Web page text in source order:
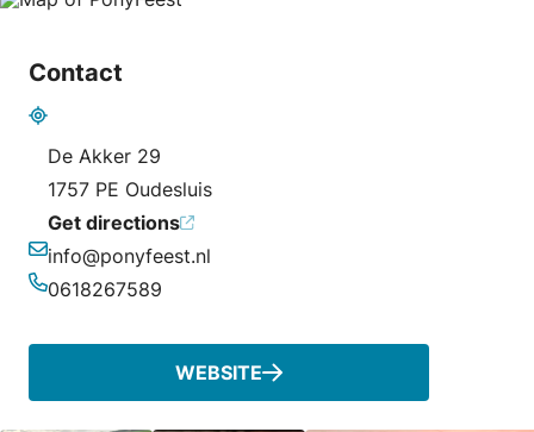
Contact
De Akker 29
1757 PE Oudesluis
Get directions
Email
info@ponyfeest.nl
0618267589
WEBSITE